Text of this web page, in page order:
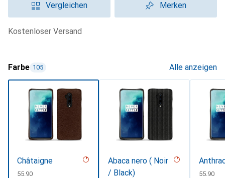
Vergleichen Merken
kostenloser Versand
Farbe 105 Alle anzeigen
Châtaigne
CHF
55.90
Abaca nero ( Noir
/ Black)
CHF
55.90